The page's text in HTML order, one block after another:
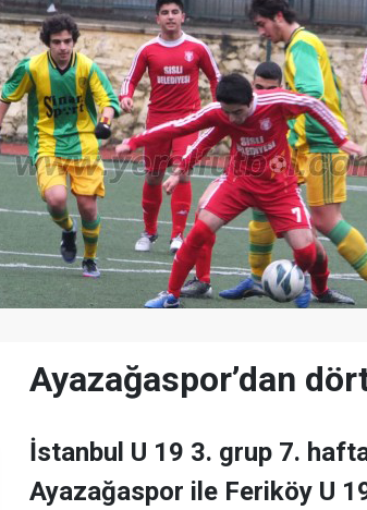
Ayazağaspor’dan
İstanbul U 19 3. grup 7.
Ayazağaspor ile Feriköy U